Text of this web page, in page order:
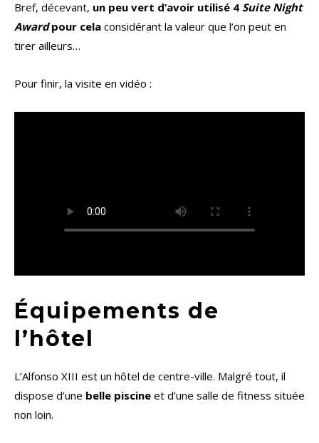
Bref, décevant, un peu vert d’avoir utilisé 4 Suite Night
Awardpour cela considérant la valeur que l’on peut en
tirer ailleurs…
Pour finir, la visite en vidéo :
Équipements de
l’hôtel
L’Alfonso XIII est un hôtel de centre-ville. Malgré tout, il
dispose d’une belle piscine et d’une salle de fitness située
non loin.